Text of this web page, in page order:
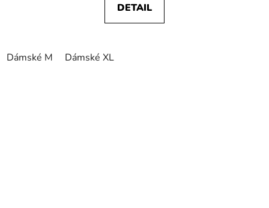
DETAIL
Dámské M Dámské XL